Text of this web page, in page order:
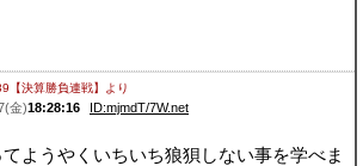
【決算勝負連戦】 より
金)18:28:16 ID:mjmdT/7W.net
ようやくいちいち狼狽しない事を学べま